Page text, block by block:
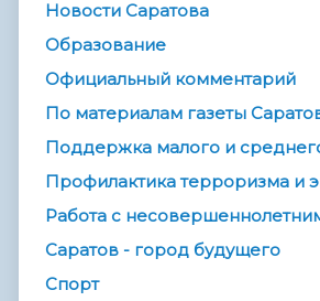
Новости Саратова
Образование
Официальный комментарий
По материалам газеты
Поддержка малого и
Профилактика терроризма и
Работа с
Саратов - город будущего
Спорт